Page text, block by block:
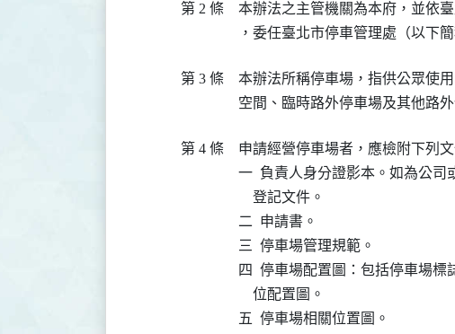
第 2 條
本辦法之主管機關為本府，並依
，委任臺北市停車管理處（以下
第 3 條
本辦法所稱停車場，指供公眾使
空間、臨時路外停車場及其他路外
第 4 條
申請經營停車場者，應檢附下列
一  負責人身分證影本。如為公司
    登記文件。
二  申請書。
三  停車場管理規範。
四  停車場配置圖：包括停車場
    位配置圖。
五  停車場相關位置圖。